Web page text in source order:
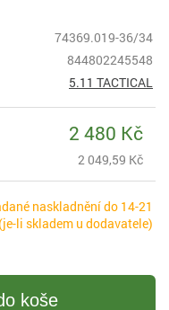
74369.019-36/34
844802245548
5.11 TACTICAL
2 480 Kč
2 049,59 Kč
naskladnění do 14-21
li skladem u dodavatele)
koše